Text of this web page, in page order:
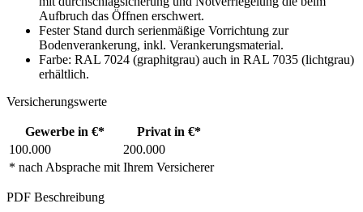
Aufbruch das Öffnen erschwert.
Fester Stand durch serienmäßige Vorrichtung zur
Bodenverankerung, inkl. Verankerungsmaterial.
Farbe: RAL 7024 (graphitgrau) auch in RAL 7035 (lichtgrau)
erhältlich.
Versicherungswerte
Gewerbe in €* Privat in €*
* nach Absprache mit Ihrem Versicherer
100.000 200.000
PDF Beschreibung